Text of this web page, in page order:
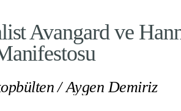
Avangard ve
/Aygen Demiriz